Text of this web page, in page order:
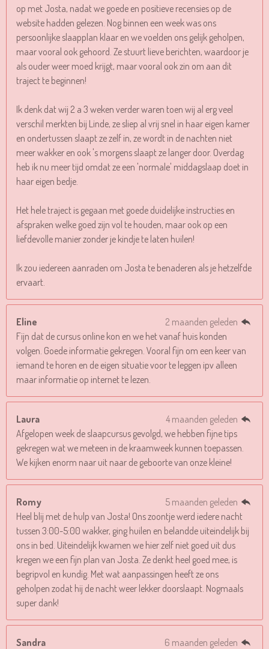
op met Josta, nadat we goede en positieve recensies op de
website hadden gelezen. Nog binnen een week was ons
persoonlijke slaapplan klaar en we voelden ons gelijk geholpen,
maar vooral ook gehoord. Ze stuurt lieve berichten, waardoor je
als ouder weer moed krijgt, maar vooral ook zin om aan dit
traject te beginnen!
Ik denk dat wij 2 a 3 weken verder waren toen wij al erg veel
verschil merkten bij Linde, ze sliep al vrij snel in haar eigen kamer
en ondertussen slaapt ze zelf in, ze wordt in de nachten niet
meer wakker en ook 's morgens slaapt ze langer door. Overdag
heb ik nu meer tijd omdat ze een 'normale' middagslaap doet in
haar eigen bedje.
Het hele traject is gegaan met goede duidelijke instructies en
afspraken welke goed zijn vol te houden, maar ook op een
liefdevolle manier zonder je kindje te laten huilen!
Ik zou iedereen aanraden om Josta te benaderen als je hetzelfde
ervaart.
Eline
2 maanden geleden
Fijn dat de cursus online kon en we het vanaf huis konden
volgen. Goede informatie gekregen. Vooral fijn om een keer van
iemand te horen en de eigen situatie voor te leggen ipv alleen
maar informatie op internet te lezen.
Laura
4 maanden geleden
Afgelopen week de slaapcursus gevolgd, we hebben fijne tips
gekregen wat we meteen in de kraamweek kunnen toepassen.
We kijken enorm naar uit naar de geboorte van onze kleine!
Romy
5 maanden geleden
Heel blij met de hulp van Josta! Ons zoontje werd iedere nacht
tussen 3:00-5:00 wakker, ging huilen en belandde uiteindelijk bij
ons in bed. Uiteindelijk kwamen we hier zelf niet goed uit dus
kregen we een fijn plan van Josta. Ze denkt heel goed mee, is
begripvol en kundig. Met wat aanpassingen heeft ze ons
geholpen zodat hij de nacht weer lekker doorslaapt. Nogmaals
super dank!
Sandra
6 maanden geleden